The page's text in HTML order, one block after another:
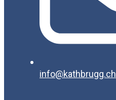
info@kathbrugg.ch